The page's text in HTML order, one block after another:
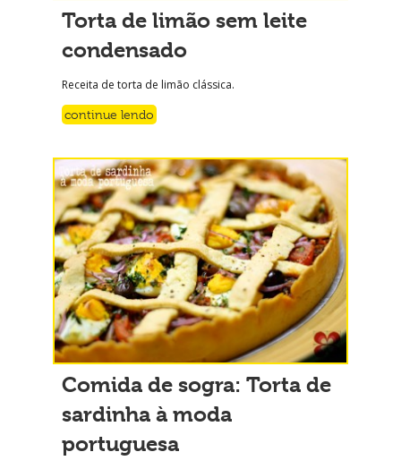
Torta de limão sem leite
condensado
Receita de torta de limão clássica.
continue lendo
Comida de sogra: Torta de
sardinha à moda
portuguesa